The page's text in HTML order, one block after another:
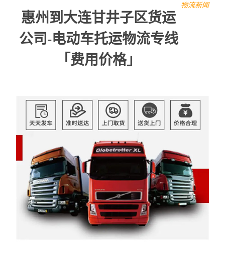
物流新闻
惠州到大连甘井子区货运
公司-电动车托运物流专线
「费用价格」